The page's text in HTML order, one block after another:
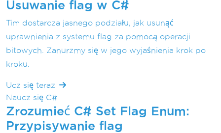
Usuwanie flag w C#
Tim dostarcza jasnego podziału, jak usunąć
uprawnienia z systemu flag za pomocą operacji
bitowych. Zanurzmy się w jego wyjaśnienia krok po
kroku.
Ucz się teraz
Naucz się C#
Zrozumieć C# Set Flag Enum:
Przypisywanie flag